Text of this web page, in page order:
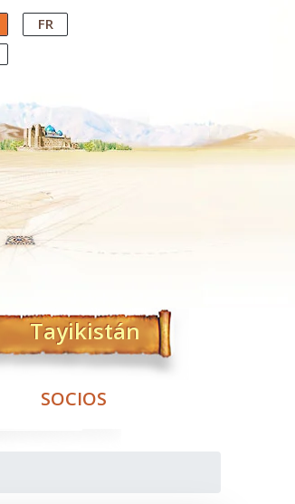
FR
Tayikistán
SOCIOS